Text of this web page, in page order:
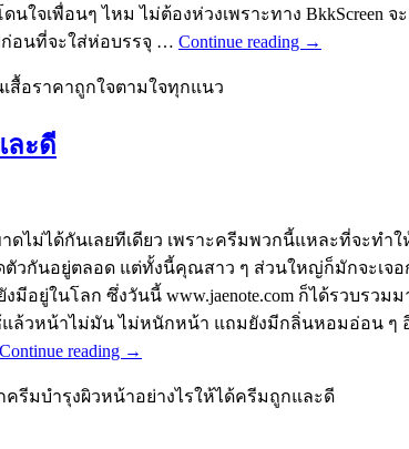
ใจเพื่อนๆ ไหม ไม่ต้องห่วงเพราะทาง
ก่อนที่จะใส่ห่อบรรจุ … Continue reading →
สื้อราคาถูกใจตามใจทุกแนว
ละดี
ดไม่ได้กันเลยทีเดียว เพราะครีมพวกนี้แหละที่จะ
กันอยู่ตลอด แต่ทั้งนี้คุณสาว ๆ ส่วนใหญ่ก็มักจะเจ
ยู่ในโลก ซึ่งวันนี้ www.jaenote.com ก็ได้รวบรวม
ช้แล้วหน้าไม่มัน ไม่หนักหน้า แถมยังมีกลิ่นหอมอ่อ
Continue reading →
ครีมบำรุงผิวหน้าอย่างไรให้ได้ครีมถูกและดี